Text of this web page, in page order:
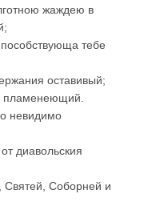
жаждею в
тебе
оставивый;
пламенеющий.
невидимо
диавольския
Святей, Соборней и